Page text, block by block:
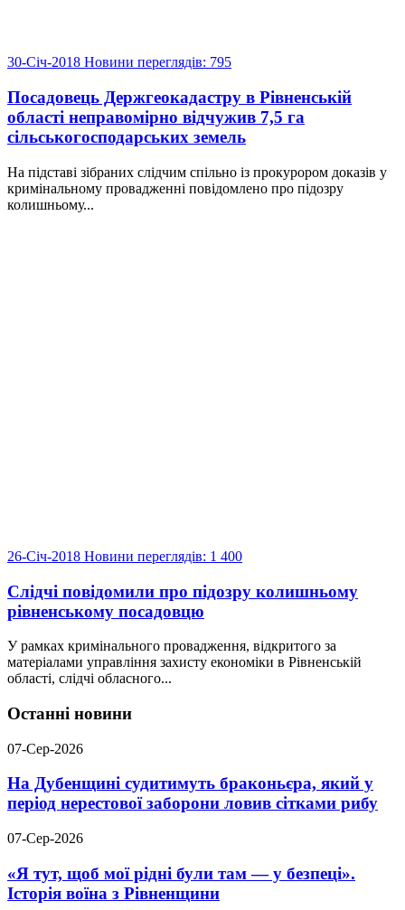
30-Січ-2018 Новини переглядів: 795
Посадовець Держгеокадастру в Рівненській
області неправомірно відчужив 7,5 га
сільськогосподарських земель
На підставі зібраних слідчим спільно із прокурором доказів у
кримінальному провадженні повідомлено про підозру
колишньому...
26-Січ-2018 Новини переглядів: 1 400
Слідчі повідомили про підозру колишньому
рівненському посадовцю
У рамках кримінального провадження, відкритого за
матеріалами управління захисту економіки в Рівненській
області, слідчі обласного...
Останні новини
07-Сер-2026
На Дубенщині судитимуть браконьєра, який у
період нерестової заборони ловив сітками рибу
07-Сер-2026
«Я тут, щоб мої рідні були там — у безпеці».
Історія воїна з Рівненщини